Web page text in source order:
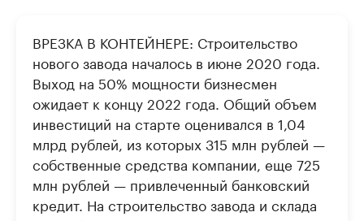
ВРЕЗКА В КОНТЕЙНЕРЕ: Строительство
нового завода началось в июне 2020 года.
Выход на 50% мощности бизнесмен
ожидает к концу 2022 года. Общий объем
инвестиций на старте оценивался в 1,04
млрд рублей, из которых 315 млн рублей —
собственные средства компании, еще 725
млн рублей — привлеченный банковский
кредит. На строительство завода и склада